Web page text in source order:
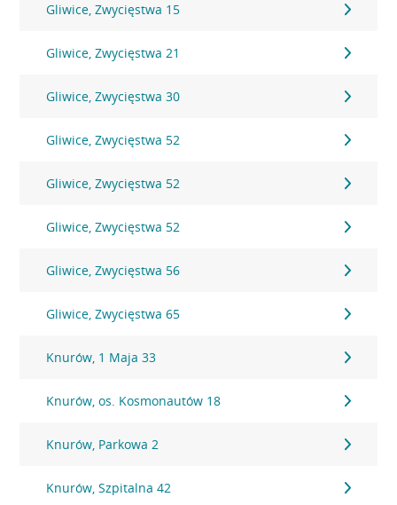
Gliwice, Zwycięstwa 15
Gliwice, Zwycięstwa 21
Gliwice, Zwycięstwa 30
Gliwice, Zwycięstwa 52
Gliwice, Zwycięstwa 52
Gliwice, Zwycięstwa 52
Gliwice, Zwycięstwa 56
Gliwice, Zwycięstwa 65
Knurów, 1 Maja 33
Knurów, os. Kosmonautów 18
Knurów, Parkowa 2
Knurów, Szpitalna 42